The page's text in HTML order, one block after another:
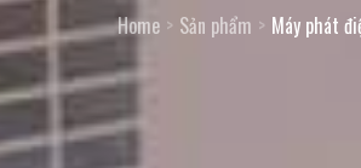
Home Sản phẩm Máy phát